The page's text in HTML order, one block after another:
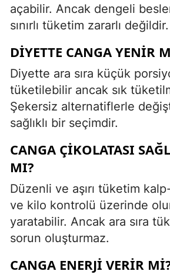
açabilir. Ancak dengeli
sınırlı tüketim zararlı değildir.
DIYETTE CANGA YENIR
Diyette ara sıra küçük
tüketilebilir ancak sık
Şekersiz alternatiflerle
sağlıklı bir seçimdir.
CANGA ÇIKOLATASI
MI?
Düzenli ve aşırı tüketim
ve kilo kontrolü üzerinde
yaratabilir. Ancak ara sıra
sorun oluşturmaz.
CANGA ENERJI VERIR